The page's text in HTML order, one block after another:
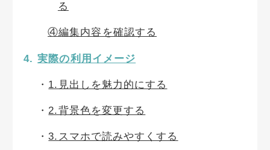
る
④編集内容を確認する
実際の利用イメージ
1.見出しを魅力的にする
2.背景色を変更する
3.スマホで読みやすくする